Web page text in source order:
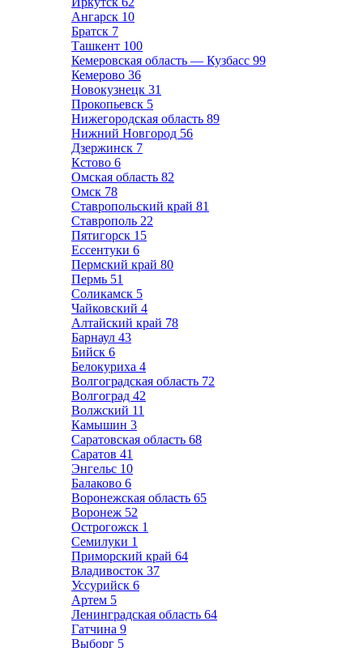
Ангарск 10
Братск 7
Ташкент 100
Кемеровская область — Кузбасс 99
Кемерово 36
Новокузнецк 31
Прокопьевск 5
Нижегородская область 89
Нижний Новгород 56
Дзержинск 7
Кстово 6
Омская область 82
Омск 78
Ставропольский край 81
Ставрополь 22
Пятигорск 15
Ессентуки 6
Пермский край 80
Пермь 51
Соликамск 5
Чайковский 4
Алтайский край 78
Барнаул 43
Бийск 6
Белокуриха 4
Волгоградская область 72
Волгоград 42
Волжский 11
Камышин 3
Саратовская область 68
Саратов 41
Энгельс 10
Балаково 6
Воронежская область 65
Воронеж 52
Острогожск 1
Семилуки 1
Приморский край 64
Владивосток 37
Уссурийск 6
Артем 5
Ленинградская область 64
Гатчина 9
Выборг 5